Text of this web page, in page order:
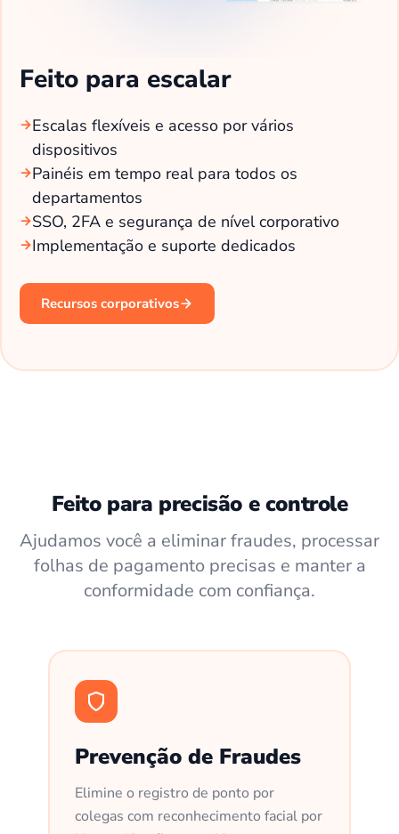
Feito para escalar
Escalas flexíveis e acesso por vários
dispositivos
Painéis em tempo real para todos os
departamentos
SSO, 2FA e segurança de nível corporativo
Implementação e suporte dedicados
Recursos corporativos
Feito para precisão e controle
Ajudamos você a eliminar fraudes, processar
folhas de pagamento precisas e manter a
conformidade com confiança.
Prevenção de Fraudes
Elimine o registro de ponto por
colegas com reconhecimento facial por